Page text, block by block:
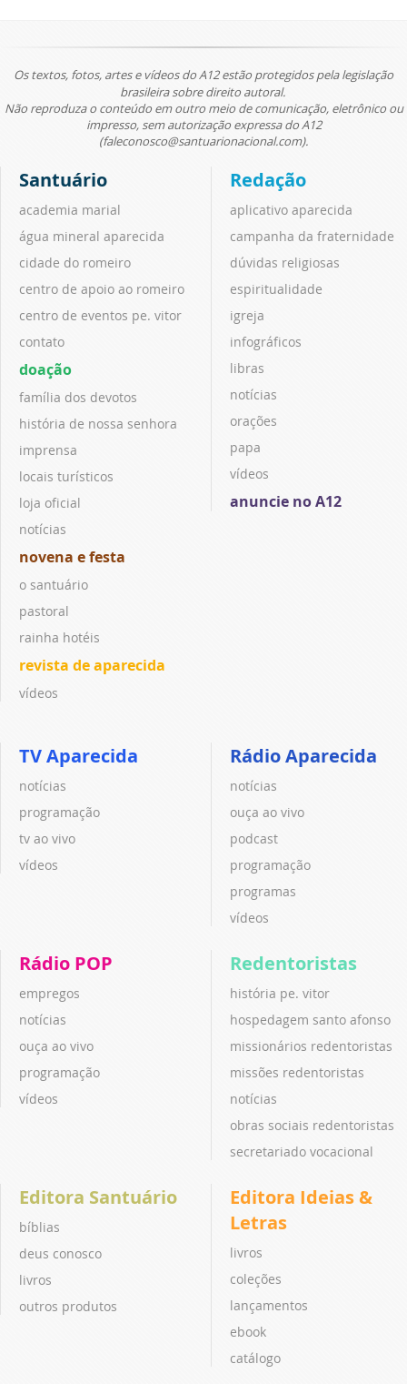
Os textos, fotos, artes e vídeos do A12 estão protegidos pela legislação
brasileira sobre direito autoral.
Não reproduza o conteúdo em outro meio de comunicação, eletrônico ou
impresso, sem autorização expressa do A12
(faleconosco@santuarionacional.com).
Santuário
academia marial
água mineral aparecida
cidade do romeiro
centro de apoio ao romeiro
centro de eventos pe. vitor
contato
doação
família dos devotos
história de nossa senhora
imprensa
locais turísticos
loja oficial
notícias
novena e festa
o santuário
pastoral
rainha hotéis
revista de aparecida
vídeos
Redação
aplicativo aparecida
campanha da fraternidade
dúvidas religiosas
espiritualidade
igreja
infográficos
libras
notícias
orações
papa
vídeos
anuncie no A12
TV Aparecida
notícias
programação
tv ao vivo
vídeos
Rádio Aparecida
notícias
ouça ao vivo
podcast
programação
programas
vídeos
Rádio POP
empregos
notícias
ouça ao vivo
programação
vídeos
Redentoristas
história pe. vitor
hospedagem santo afonso
missionários redentoristas
missões redentoristas
notícias
obras sociais redentoristas
secretariado vocacional
Editora Santuário
bíblias
deus conosco
livros
outros produtos
Editora Ideias &
Letras
livros
coleções
lançamentos
ebook
catálogo